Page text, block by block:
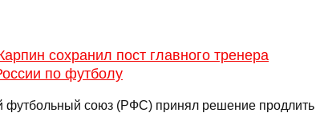
сохранил пост главного тренера
по футболу
футбольный союз (РФС) принял решение продлить